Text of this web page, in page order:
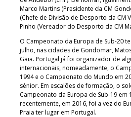
Marco Martins (Presidente da CM
(Chefe de Divisão de Desporto da CM
Pinho (Vereador do Desporto da CM
O Campeonato da Europa de Sub-20
julho, nas cidades de Gondomar,
Gaia. Portugal já foi organizador de
internacionais, nomeadamente, o
1994 e o Campeonato do Mundo em
sénior. Em escalões de formação, o
Campeonato da Europa de Sub-19 em
recentemente, em 2016, foi a vez do
Praia ter lugar em Portugal.